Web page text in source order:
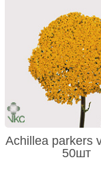
Achillea parkers
50шт